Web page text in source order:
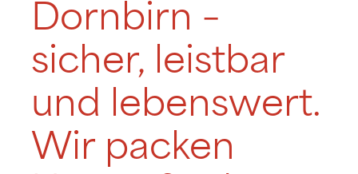
Dornbirn –
sicher, leistbar
und lebenswert.
Wir packen